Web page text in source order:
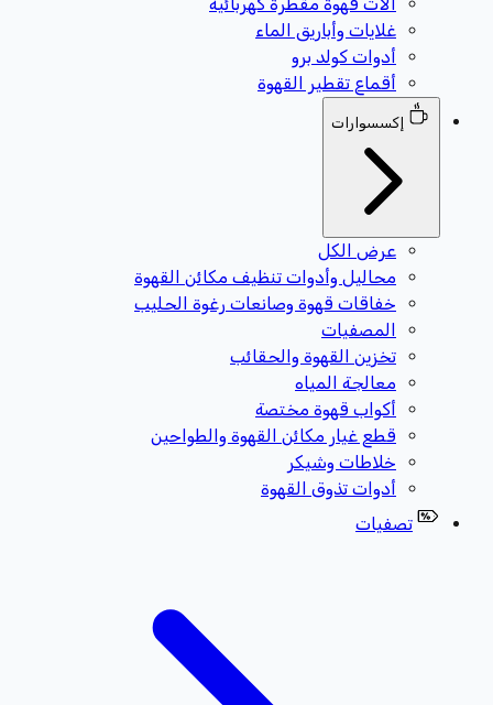
غلايات وأباريق الماء
أدوات كولد برو
أقماع تقطير القهوة
إكسسوارات
عرض الكل
محاليل وأدوات تنظيف مكائن القهوة
خفاقات قهوة وصانعات رغوة الحليب
المصفيات
تخزين القهوة والحقائب
معالجة المياه
أكواب قهوة مختصة
قطع غيار مكائن القهوة والطواحين
خلاطات وشيكر
أدوات تذوق القهوة
تصفيات